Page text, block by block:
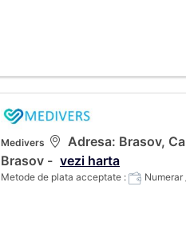
Medivers
Adresa: Brasov,
Brasov - vezi harta
Metode de plata acceptate :